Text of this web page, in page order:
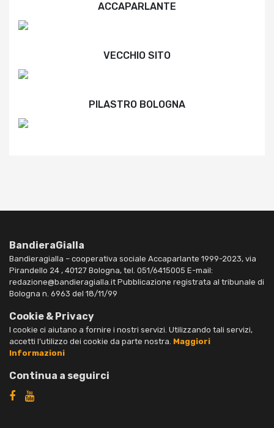
ACCAPARLANTE
VECCHIO SITO
PILASTRO BOLOGNA
BandieraGialla
Bandieragialla – cooperativa sociale Accaparlante 1999-2023, via
Pirandello 24 , 40127 Bologna, tel. 051/6415005 E-mail:
redazione@bandieragialla.it Pubblicazione registrata al tribunale di
Bologna n. 6963 del 18/11/99
Cookie & Privacy
I cookie ci aiutano a fornire i nostri servizi. Utilizzando tali servizi,
accetti l’utilizzo dei cookie da parte nostra. Maggiori
Informazioni
Continua a seguirci